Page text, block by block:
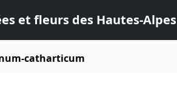
et fleurs des Hautes-Alpes
catharticum